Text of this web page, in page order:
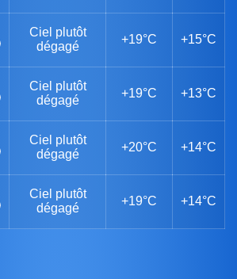
Ciel plutôt
dégagé
+19°C +15°C
Ciel plutôt
dégagé
+19°C +13°C
Ciel plutôt
dégagé
+20°C +14°C
Ciel plutôt
dégagé
+19°C +14°C